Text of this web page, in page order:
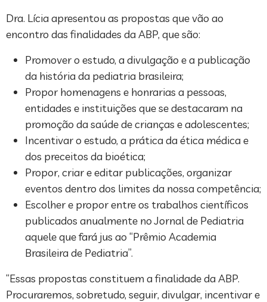
Dra. Lícia apresentou as propostas que vão ao
encontro das finalidades da ABP, que são:
Promover o estudo, a divulgação e a publicação
da história da pediatria brasileira;
Propor homenagens e honrarias a pessoas,
entidades e instituições que se destacaram na
promoção da saúde de crianças e adolescentes;
Incentivar o estudo, a prática da ética médica e
dos preceitos da bioética;
Propor, criar e editar publicações, organizar
eventos dentro dos limites da nossa competência;
Escolher e propor entre os trabalhos científicos
publicados anualmente no Jornal de Pediatria
aquele que fará jus ao “Prêmio Academia
Brasileira de Pediatria”.
“Essas propostas constituem a finalidade da ABP.
Procuraremos, sobretudo, seguir, divulgar, incentivar e